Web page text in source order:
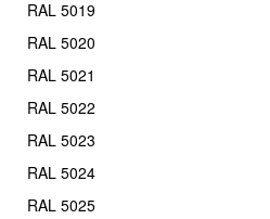
RAL 5019
RAL 5020
RAL 5021
RAL 5022
RAL 5023
RAL 5024
RAL 5025